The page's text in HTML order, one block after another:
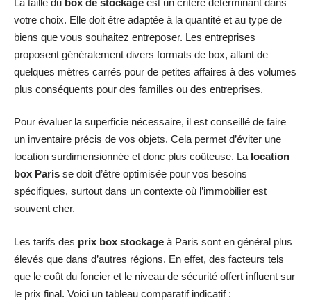
votre choix. Elle doit être adaptée à la quantité et au type de
biens que vous souhaitez entreposer. Les entreprises
proposent généralement divers formats de box, allant de
quelques mètres carrés pour de petites affaires à des volumes
plus conséquents pour des familles ou des entreprises.
Pour évaluer la superficie nécessaire, il est conseillé de faire
un inventaire précis de vos objets. Cela permet d’éviter une
location surdimensionnée et donc plus coûteuse. La location
box Paris se doit d’être optimisée pour vos besoins
spécifiques, surtout dans un contexte où l’immobilier est
souvent cher.
Les tarifs des prix box stockage à Paris sont en général plus
élevés que dans d’autres régions. En effet, des facteurs tels
que le coût du foncier et le niveau de sécurité offert influent sur
le prix final. Voici un tableau comparatif indicatif :